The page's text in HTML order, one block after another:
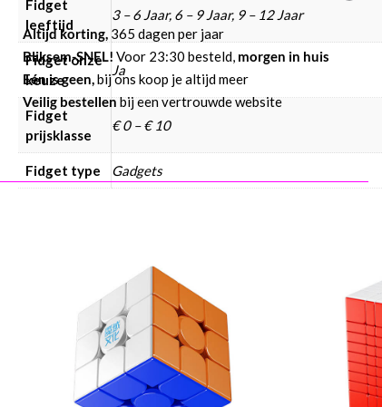
Fidget
leeftijd
3 – 6 Jaar, 6 – 9 Jaar, 9 – 12 Jaar
Fidget onze
keuze
Ja
Fidget
prijsklasse
€ 0 – € 10
Fidget type Gadgets
Altijd korting, 365 dagen per jaar
Bliksem-SNEL! Voor 23:30 besteld, morgen in huis
Eén is geen,bij ons koop je altijd meer
Veilig bestellenbij een vertrouwde website